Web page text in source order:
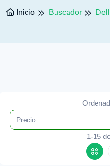
Inicio Buscador Dell
Precio
1-15